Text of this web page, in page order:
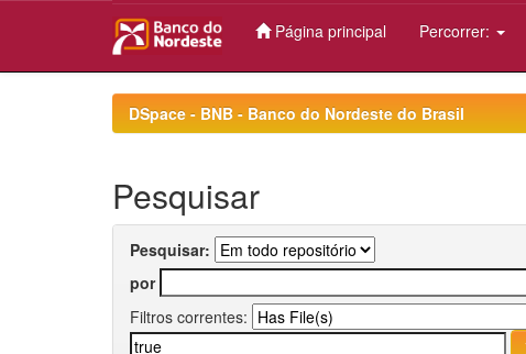
Página principal Percorrer:
DSpace - BNB - Banco do Nordeste do Brasil
Pesquisar
Pesquisar:
por
Filtros correntes: